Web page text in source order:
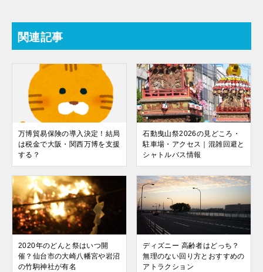
関連記事
万博貿易保険の導入決定！結局
は税金で大阪・関西万博を支援
する？
石動曳山祭2026の見どころ・
駐車場・アクセス｜混雑回避と
シャトルバス情報
2020年のどんと祭はいつ開
催？仙台市の大崎八幡宮や岩沼
の竹駒神社が有名
ディズニー 高齢者はどっち？
無理のない回り方とおすすめの
アトラクション